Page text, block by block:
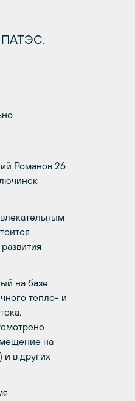
ПАТЭС.
Романов 26
на базе
тепло- и
на
и в других